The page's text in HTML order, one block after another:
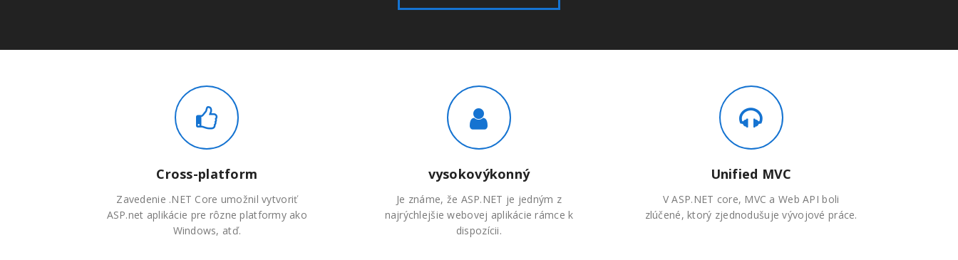
Cross-platform
Zavedenie .NET Core umožnil vytvoriť
ASP.net aplikácie pre rôzne platformy ako
Windows, atď.
vysokovýkonný
Je známe, že ASP.NET je jedným z
najrýchlejšie webovej aplikácie rámce k
dispozícii.
Unified MVC
V ASP.NET core, MVC a Web API boli
zlúčené, ktorý zjednodušuje vývojové práce.